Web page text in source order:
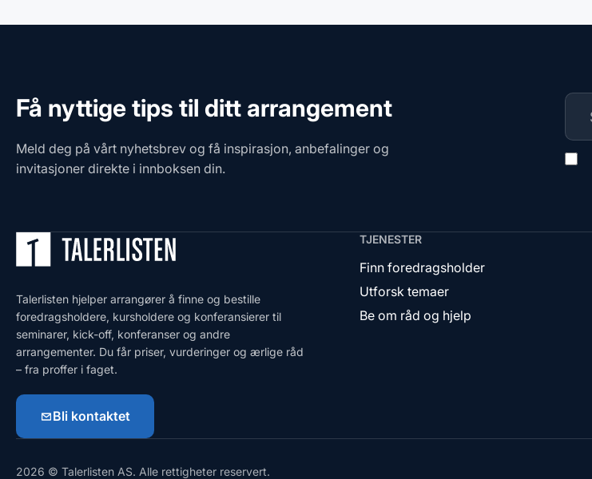
Få nyttige tips til ditt arrangement
Meld deg på vårt nyhetsbrev og få inspirasjon, anbefalinger og
invitasjoner direkte i innboksen din.
Talerlisten hjelper arrangører å finne og bestille
foredragsholdere, kursholdere og konferansierer til
seminarer, kick-off, konferanser og andre
arrangementer. Du får priser, vurderinger og ærlige råd
– fra proffer i faget.
Bli kontaktet
TJENESTER
Finn foredragsholder
Utforsk temaer
Be om råd og hjelp
2026 © Talerlisten AS. Alle rettigheter reservert.